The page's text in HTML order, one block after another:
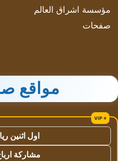
مؤسسة اشراق العالم
صفحات
مواقع
اول اثنين
مشاركة